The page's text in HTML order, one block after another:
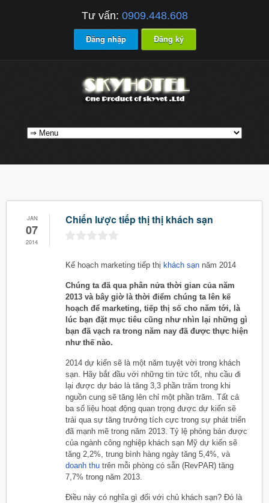
Tư vấn: 0909.448.608
Đăng nhập Đăng ký
JAN
07
2014
Chiến lược tiếp thị thị khách sạn
Kế hoạch marketing tiếp thị khách sạn năm 2014
Chúng ta đã qua phân nửa thời gian của năm
2013 và bây giờ là thời điểm chúng ta lên kế
hoạch để marketing, tiếp thị số cho năm tới, là
lúc bạn đặt mục tiêu cũng như nhìn lại những gì
bạn đã vạch ra trong năm nay đã được thực hiện
như thế nào.
2014 dự kiến ​​sẽ là một năm tuyệt vời trong khách
sạn. Hãy bắt đầu với những tin tức tốt, nhu cầu đi
lại được dự báo là tăng 3,3 phần trăm trong khi
nguồn cung sẽ tăng lên chỉ một phần trăm. Tất cả
ba số liệu hoạt động quan trọng được dự kiến ​​sẽ
trải qua sự tăng trưởng tích cực trong sự phát triển
đã mạnh mẽ trong năm 2013. Tỷ lệ phòng bán được
của ngành công nghiệp khách sạn Mỹ dự kiến ​​sẽ
tăng 2,2%, trung bình hàng ngày tăng 5,4%, và
doanh thu trên mỗi phòng có sẵn (RevPAR) tăng
7,7% trong năm 2013.
Điều này có nghĩa gì đối với chủ khách sạn? Đó là